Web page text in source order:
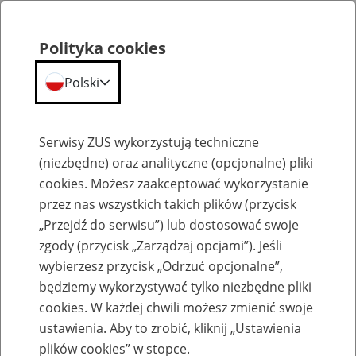
Emerytury
Baza zlikwidowanych lub
przekształconych zakładów pracy
Polityka cookies
Polski
Serwisy ZUS wykorzystują techniczne
(niezbędne) oraz analityczne (opcjonalne) pliki
cookies. Możesz zaakceptować wykorzystanie
przez nas wszystkich takich plików (przycisk
„Przejdź do serwisu”) lub dostosować swoje
zgody (przycisk „Zarządzaj opcjami”). Jeśli
wybierzesz przycisk „Odrzuć opcjonalne”,
będziemy wykorzystywać tylko niezbędne pliki
cookies. W każdej chwili możesz zmienić swoje
ustawienia. Aby to zrobić, kliknij „Ustawienia
plików cookies” w stopce.